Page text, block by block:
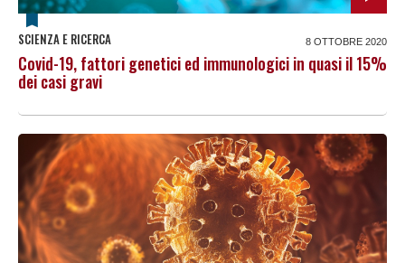
SCIENZA E RICERCA 8 OTTOBRE 2020
Covid-19, fattori genetici ed immunologici in quasi il 15%
dei casi gravi